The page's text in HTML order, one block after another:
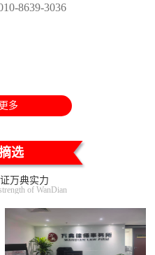
8639-3036
多
选
万典实力
of WanDian